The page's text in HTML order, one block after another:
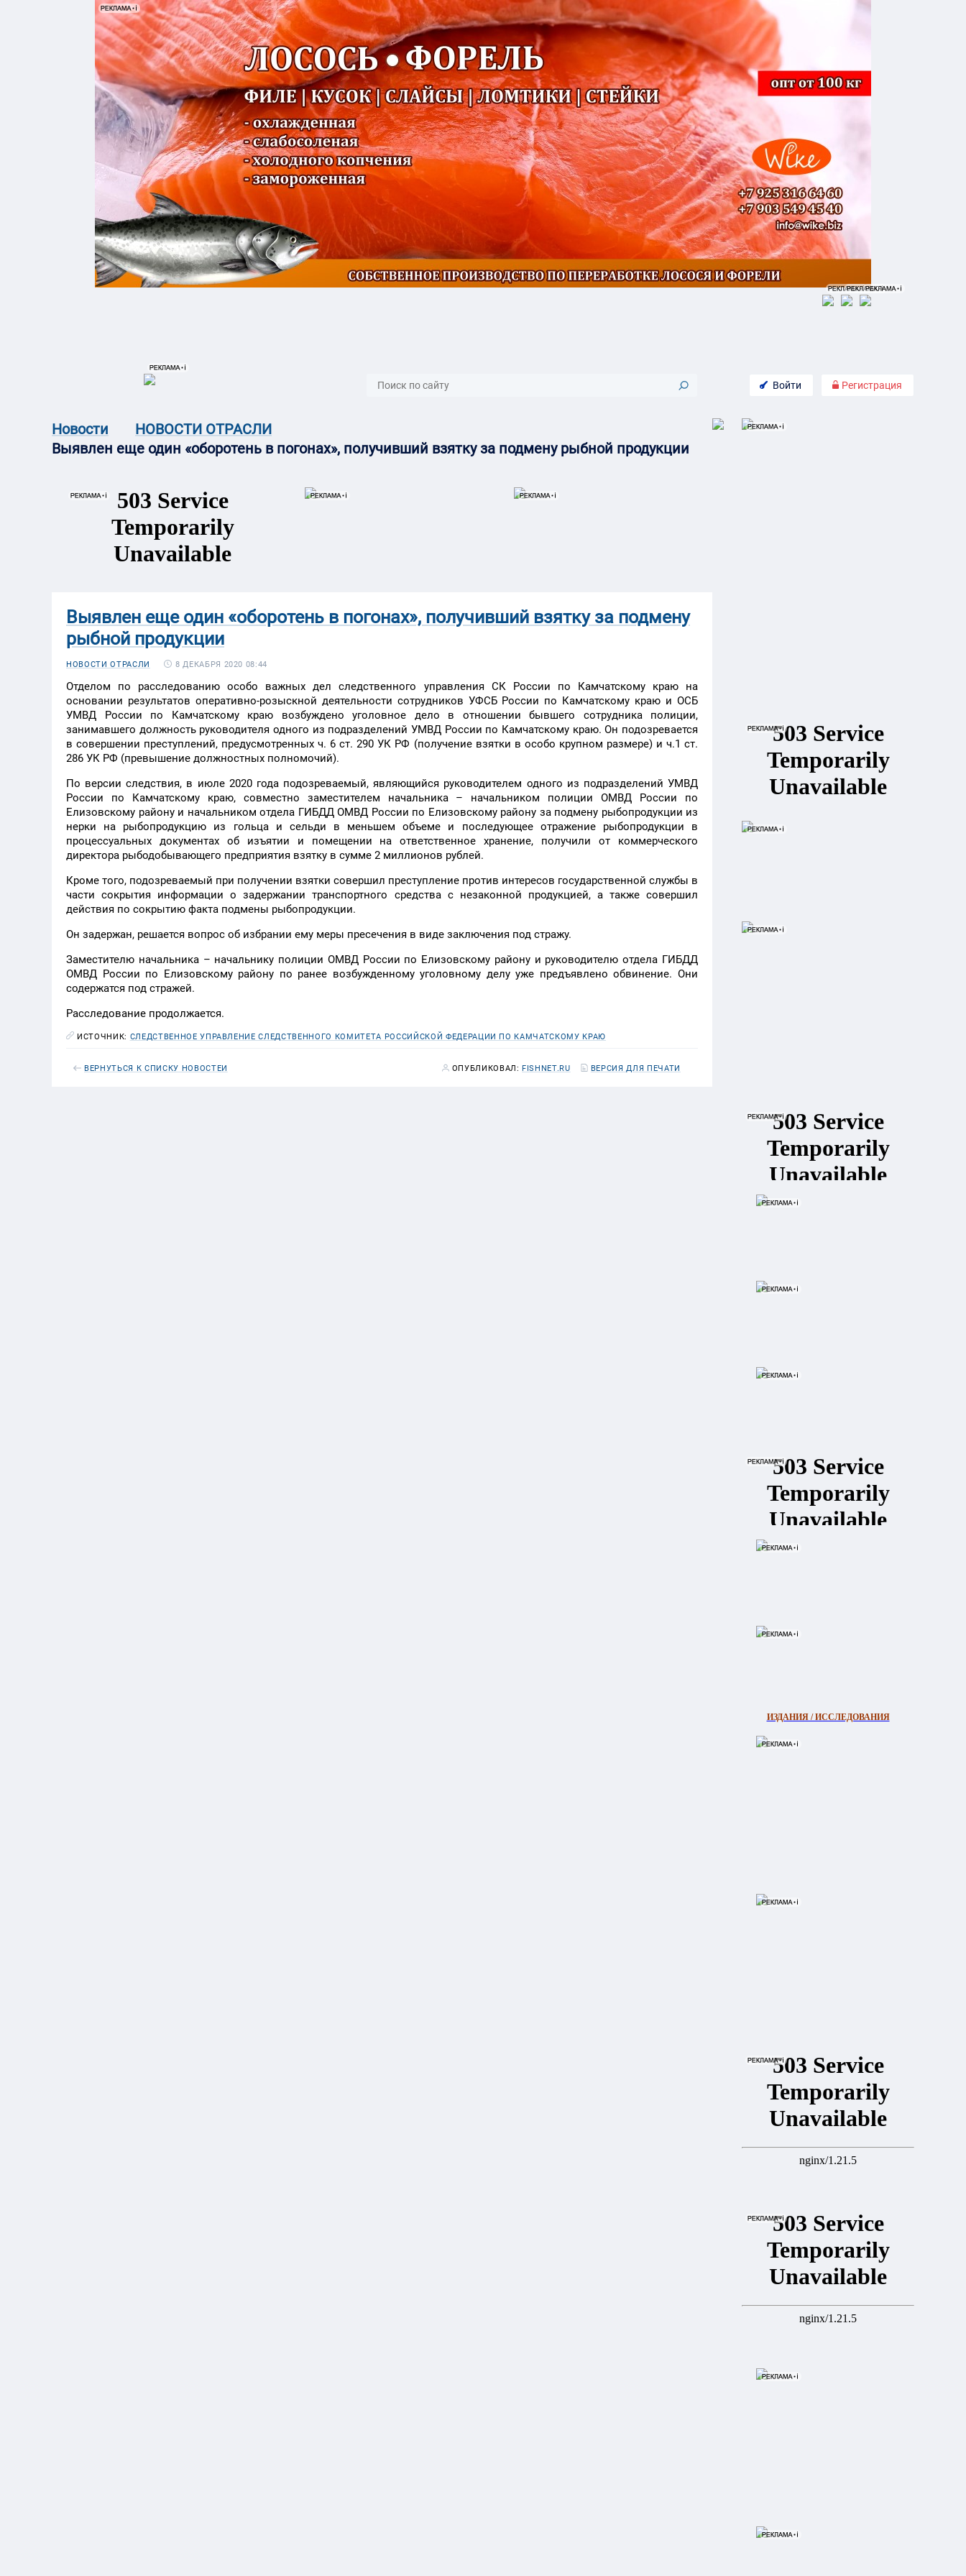
Войти Регистрация
Новости
НОВОСТИ ОТРАСЛИ
Выявлен еще один «оборотень в погонах», получивший взятку за подмену рыбной продукции
Выявлен еще один «оборотень в погонах», получивший взятку за подмену
рыбной продукции
НОВОСТИ ОТРАСЛИ 8 ДЕКАБРЯ 2020 08:44
Отделом по расследованию особо важных дел следственного управления СК России по Камчатскому краю на
основании результатов оперативно-розыскной деятельности сотрудников УФСБ России по Камчатскому краю и ОСБ
УМВД России по Камчатскому краю возбуждено уголовное дело в отношении бывшего сотрудника полиции,
занимавшего должность руководителя одного из подразделений УМВД России по Камчатскому краю. Он подозревается
в совершении преступлений, предусмотренных ч. 6 ст. 290 УК РФ (получение взятки в особо крупном размере) и ч.1 ст.
286 УК РФ (превышение должностных полномочий).
По версии следствия, в июле 2020 года подозреваемый, являющийся руководителем одного из подразделений УМВД
России по Камчатскому краю, совместно заместителем начальника – начальником полиции ОМВД России по
Елизовскому району и начальником отдела ГИБДД ОМВД России по Елизовскому району за подмену рыбопродукции из
нерки на рыбопродукцию из гольца и сельди в меньшем объеме и последующее отражение рыбопродукции в
процессуальных документах об изъятии и помещении на ответственное хранение, получили от коммерческого
директора рыбодобывающего предприятия взятку в сумме 2 миллионов рублей.
Кроме того, подозреваемый при получении взятки совершил преступление против интересов государственной службы в
части сокрытия информации о задержании транспортного средства с незаконной продукцией, а также совершил
действия по сокрытию факта подмены рыбопродукции.
Он задержан, решается вопрос об избрании ему меры пресечения в виде заключения под стражу.
Заместителю начальника – начальнику полиции ОМВД России по Елизовскому району и руководителю отдела ГИБДД
ОМВД России по Елизовскому району по ранее возбужденному уголовному делу уже предъявлено обвинение. Они
содержатся под стражей.
Расследование продолжается.
ИСТОЧНИК: СЛЕДСТВЕННОЕ УПРАВЛЕНИЕ СЛЕДСТВЕННОГО КОМИТЕТА РОССИЙСКОЙ ФЕДЕРАЦИИ ПО КАМЧАТСКОМУ КРАЮ
ВЕРНУТЬСЯ К СПИСКУ НОВОСТЕЙ ОПУБЛИКОВАЛ: FISHNET.RU ВЕРСИЯ ДЛЯ ПЕЧАТИ
ИЗДАНИЯ / ИССЛЕДОВАНИЯ